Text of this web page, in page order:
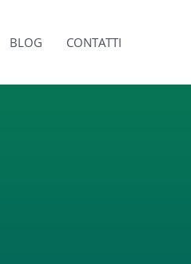
BLOG CONTATTI